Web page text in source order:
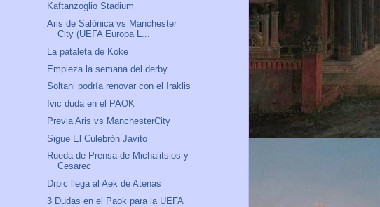
Kaftanzoglio Stadium
Aris de Salónica vs Manchester
City (UEFA Europa L...
La pataleta de Koke
Empieza la semana del derby
Soltani podría renovar con el Iraklis
Ivic duda en el PAOK
Previa Aris vs ManchesterCity
Sigue El Culebrón Javito
Rueda de Prensa de Michalitsios y
Cesarec
Drpic llega al Aek de Atenas
3 Dudas en el Paok para la UEFA